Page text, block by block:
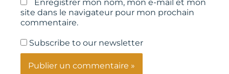
Enregistrer mon nom, mon e-mail et mon
site dans le navigateur pour mon prochain
commentaire.
Subscribe to our newsletter